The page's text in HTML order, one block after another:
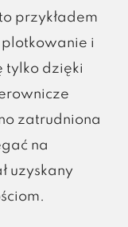
przykładem
plotkowanie i
tylko dzięki
zatrudniona
na
uzyskany